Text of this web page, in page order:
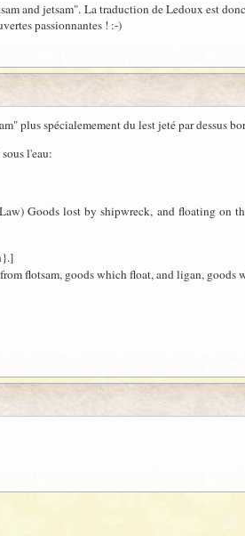
and jetsam". La traduction de Ledoux est
passionnantes ! :-)
plus spécialemement du lest jeté par dessus
l'eau:
Goods lost by shipwreck, and floating on
flotsam, goods which float, and ligan, goods